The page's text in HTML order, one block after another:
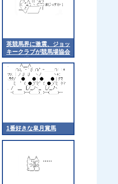
英競馬界に激震、ジョッ
キークラブが競馬場協会
から脱退
1番好きな皐月賞馬